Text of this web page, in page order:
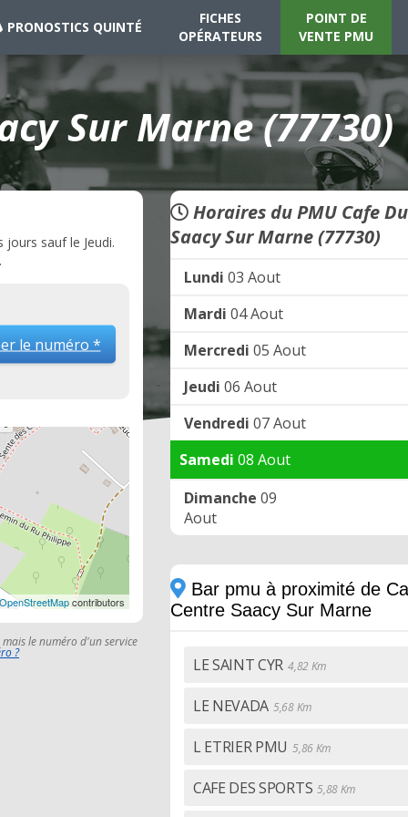
PRONOSTICS QUINTÉ
FICHES
OPÉRATEURS
POINT DE
VENTE PMU
Sur Marne (77730)
sauf le Jeudi.
le numéro *
OpenStreetMapcontributors
le numéro d'un service
?
Horaires du PMU Cafe
Saacy Sur Marne (77730)
Lundi 03 Aout
Mardi 04 Aout
Mercredi 05 Aout
Jeudi 06 Aout
Vendredi 07 Aout
Samedi 08 Aout
Dimanche 09
Aout
Bar pmu à proximité de
Centre Saacy Sur Marne
LE SAINT CYR 4,82 Km
LE NEVADA 5,68 Km
L ETRIER PMU 5,86 Km
CAFE DES SPORTS 5,88 Km